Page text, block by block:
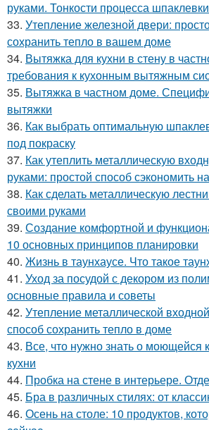
руками. Тонкости процесса
33. Утепление железной двери:
сохранить тепло в вашем доме
34. Вытяжка для кухни в стену в
требования к кухонным вытяжным
35. Вытяжка в частном доме.
вытяжки
36. Как выбрать оптимальную
под покраску
37. Как утеплить металлическую
руками: простой способ сэкономить
38. Как сделать металлическую
своими руками
39. Создание комфортной и
10 основных принципов планировки
40. Жизнь в таунхаусе. Что такое
41. Уход за посудой с декором из
основные правила и советы
42. Утепление металлической
способ сохранить тепло в доме
43. Все, что нужно знать о моющейся
кухни
44. Пробка на стене в интерьере.
45. Бра в различных стилях: от
46. Осень на столе: 10 продуктов,